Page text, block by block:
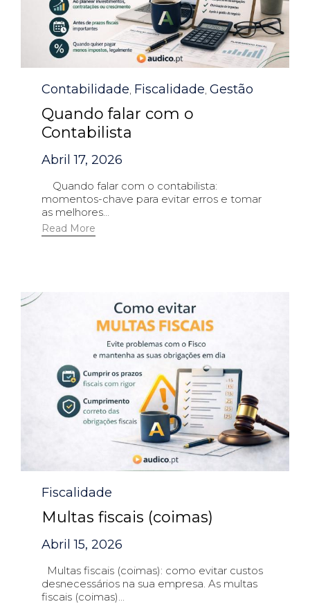
Category
Contabilidade, Fiscalidade, Gestão
Quando falar com o
Contabilista
Abril 17, 2026
Quando falar com o contabilista:
momentos-chave para evitar erros e tomar
as melhores...
Read More
Category
Fiscalidade
Multas fiscais (coimas)
Abril 15, 2026
Multas fiscais (coimas): como evitar custos
desnecessários na sua empresa. As multas
fiscais (coimas)...